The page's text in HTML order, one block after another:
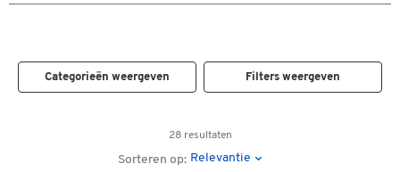
Categorieën weergeven Filters weergeven
28 resultaten
Sorteren op: Relevantie